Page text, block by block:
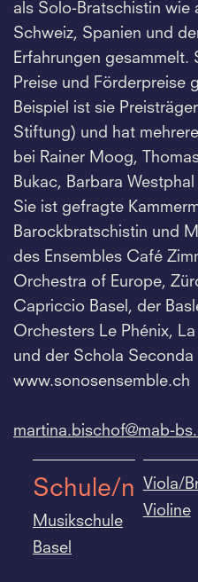
als Solo-Bratschistin wie
Schweiz, Spanien und
Erfahrungen gesammelt.
Preise und Förderpreise
Beispiel ist sie
Stiftung) und hat
bei Rainer Moog,
Bukac, Barbara
Sie ist gefragte
Barockbratschistin und
des Ensembles Café
Orchestra of Europe,
Capriccio Basel, der
Orchesters Le Phénix,
und der Schola Seconda
www.sonosensemble.ch
martina.bischof@mab-bs.
Schule/n
Musikschule
Basel
Viola/
Violine